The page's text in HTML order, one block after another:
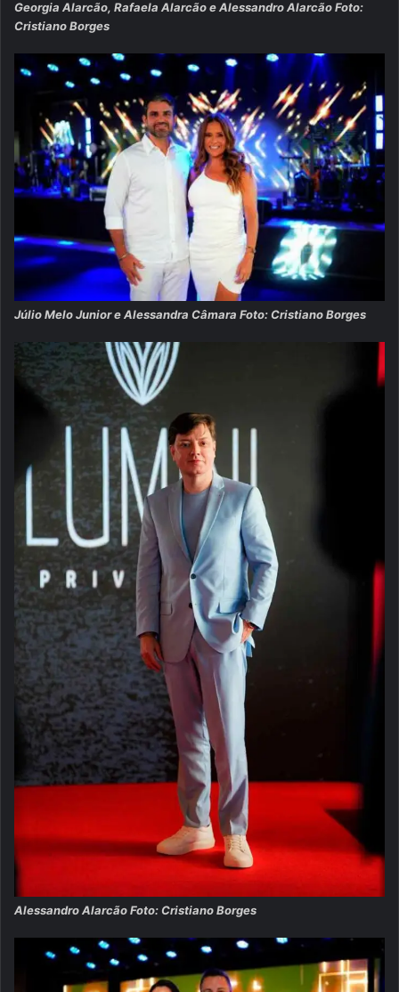
Georgia Alarcão, Rafaela Alarcão e Alessandro Alarcão Foto:
Cristiano Borges
Júlio Melo Junior e Alessandra Câmara Foto: Cristiano Borges
Alessandro Alarcão Foto: Cristiano Borges